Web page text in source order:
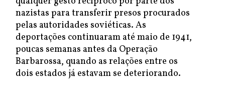
nazistas para transferir presos procurados
pelas autoridades soviéticas. As
deportações continuaram até maio de 1941,
poucas semanas antes da Operação
Barbarossa, quando as relações entre os
dois estados já estavam se deteriorando.